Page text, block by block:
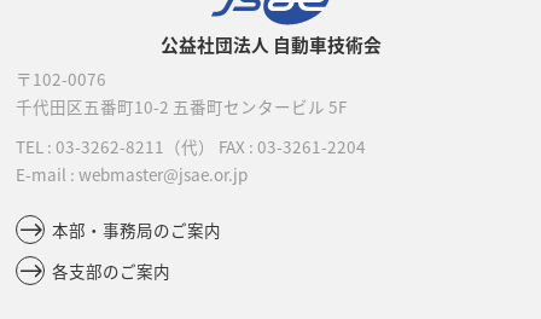
公益社団法人 自動車技術会
〒102-0076
千代田区五番町10-2 五番町センタービル 5F
TEL : 03-3262-8211 （代） FAX : 03-3261-2204
E-mail : webmaster@jsae.or.jp
本部・事務局のご案内
各支部のご案内